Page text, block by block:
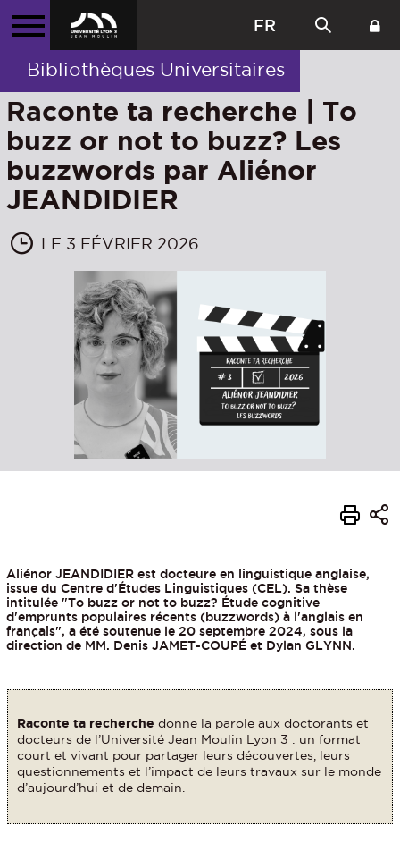
FR
Bibliothèques Universitaires
Raconte ta recherche | To
buzz or not to buzz? Les
buzzwords par Aliénor
JEANDIDIER
LE 3 FÉVRIER 2026
Aliénor JEANDIDIER est docteure en linguistique anglaise,
issue du Centre d'Études Linguistiques (CEL). Sa thèse
intitulée "To buzz or not to buzz? Étude cognitive
d'emprunts populaires récents (buzzwords) à l'anglais en
français", a été soutenue le 20 septembre 2024, sous la
direction de MM. Denis JAMET-COUPÉ et Dylan GLYNN.
Raconte ta recherche donne la parole aux doctorants et
docteurs de l’Université Jean Moulin Lyon 3 : un format
court et vivant pour partager leurs découvertes, leurs
questionnements et l’impact de leurs travaux sur le monde
d’aujourd’hui et de demain.